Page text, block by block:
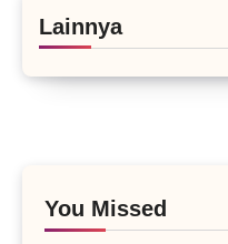
Lainnya
You Missed